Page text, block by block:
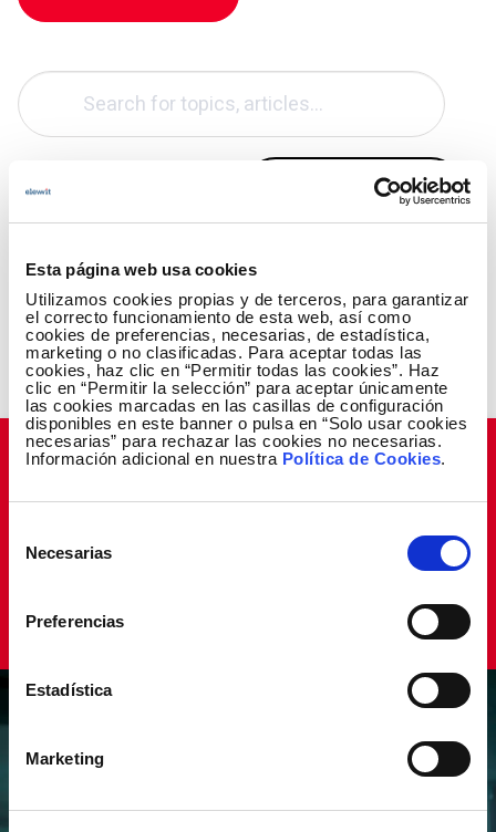
Esta página web usa cookies
Utilizamos cookies propias y de terceros, para garantizar
el correcto funcionamiento de esta web, así como
cookies de preferencias, necesarias, de estadística,
marketing o no clasificadas. Para aceptar todas las
cookies, haz clic en “Permitir todas las cookies”. Haz
clic en “Permitir la selección” para aceptar únicamente
las cookies marcadas en las casillas de configuración
disponibles en este banner o pulsa en “Solo usar cookies
necesarias” para rechazar las cookies no necesarias.
Información adicional en nuestra Política de Cookies.
Necesarias
Preferencias
Estadística
Marketing
challenges connectivity Edge
No results found.
Register here